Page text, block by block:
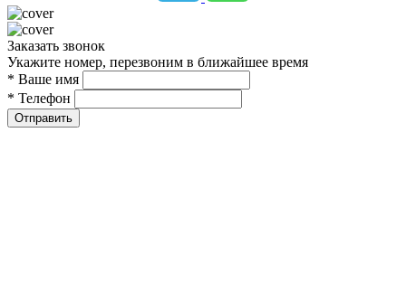
Заказать звонок
Укажите номер, перезвоним в ближайшее время
* Ваше имя
* Телефон
Отправить